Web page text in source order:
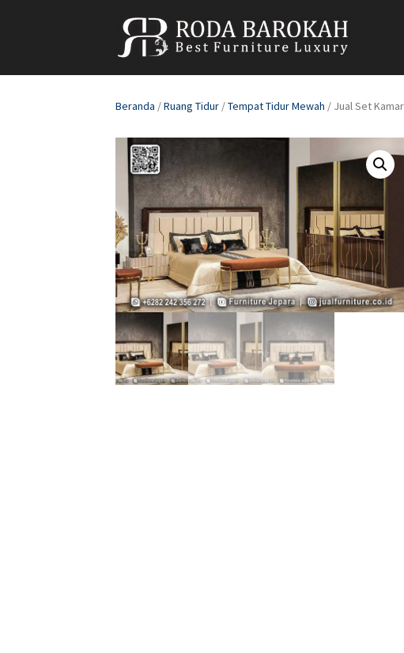
Beranda /Ruang Tidur /Tempat Tidur Mewah / Jual Set